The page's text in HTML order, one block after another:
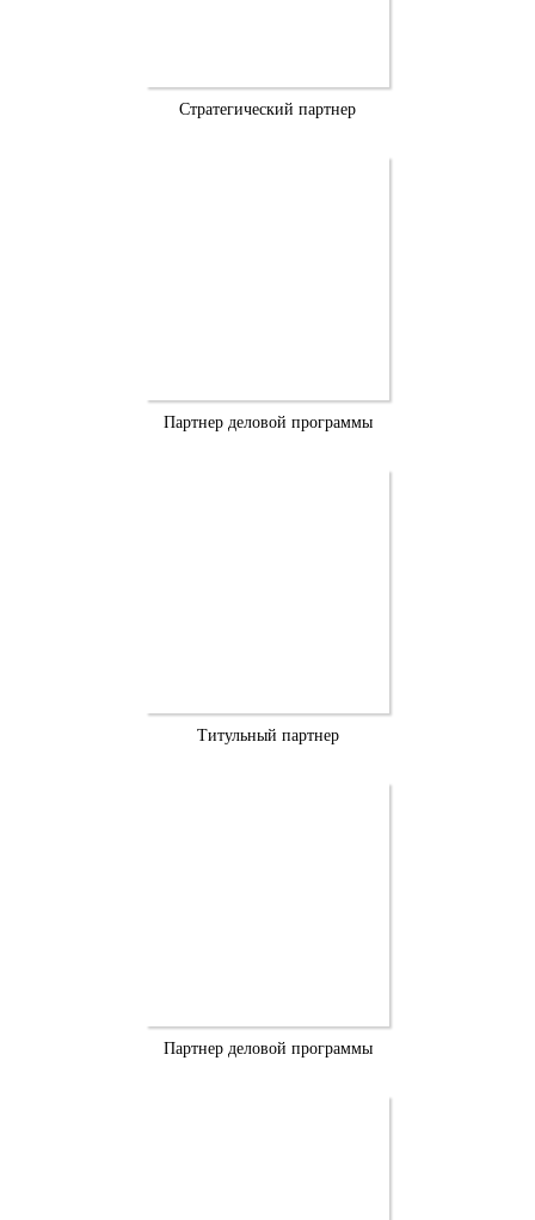
Стратегический партнер
Партнер деловой программы
Титульный партнер
Партнер деловой программы